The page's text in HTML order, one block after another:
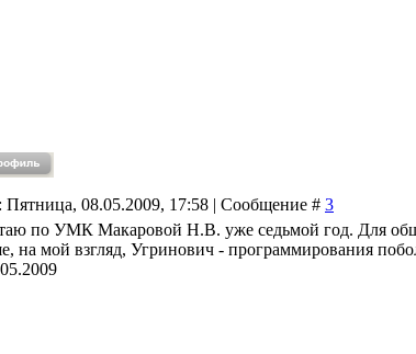
Пятница, 08.05.2009, 17:58 | Сообщение # 3
по УМК Макаровой Н.В. уже седьмой год. Для
на мой взгляд, Угринович - программирования